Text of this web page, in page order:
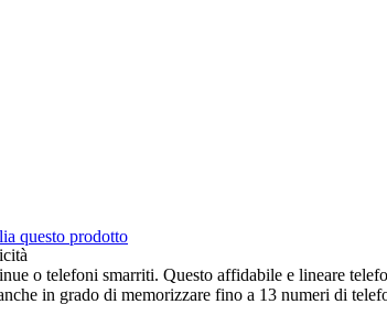
questo prodotto
o telefoni smarriti. Questo affidabile e lineare
in grado di memorizzare fino a 13 numeri di